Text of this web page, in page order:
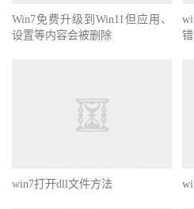
Win7免费升级到Win11但应用、
设置等内容会被删除
win7打开dll文件方法